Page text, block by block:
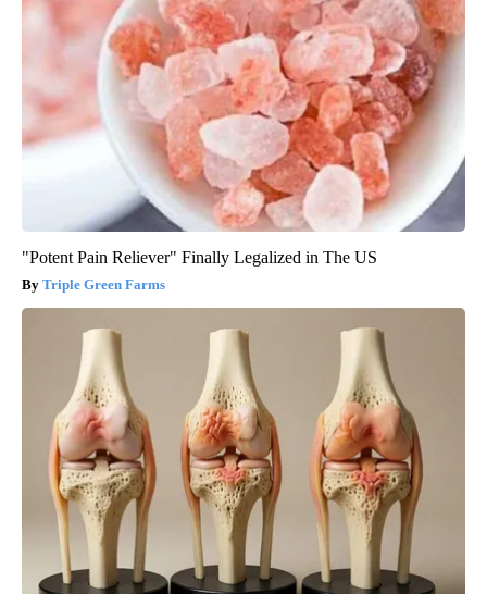
"Potent Pain Reliever" Finally Legalized in The US
Triple Green Farms